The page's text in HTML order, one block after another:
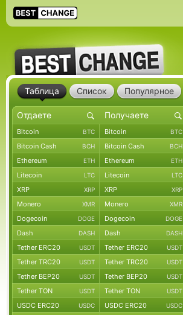
Таблица Список Популярное
Bitcoin BTC Bitcoin BTC
Bitcoin Cash BCH Bitcoin Cash BCH
Ethereum ETH Ethereum ETH
Litecoin LTC Litecoin LTC
XRP XRP XRP XRP
Monero XMR Monero XMR
Dogecoin DOGE Dogecoin DOGE
Dash DASH Dash DASH
Tether ERC20 USDT Tether ERC20 USDT
Tether TRC20 USDT Tether TRC20 USDT
Tether BEP20 USDT Tether BEP20 USDT
Tether TON USDT Tether TON USDT
USDC ERC20 USDC USDC ERC20 USDC